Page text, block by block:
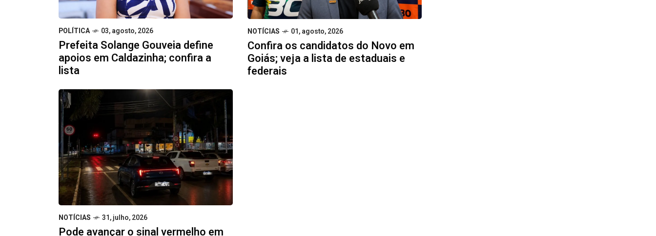
POLÍTICA 03, agosto, 2026
Prefeita Solange Gouveia define
apoios em Caldazinha; confira a
lista
NOTÍCIAS 01, agosto, 2026
Confira os candidatos do Novo em
Goiás; veja a lista de estaduais e
federais
NOTÍCIAS 31, julho, 2026
Pode avançar o sinal vermelho em